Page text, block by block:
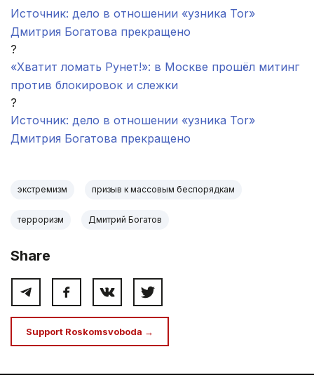
Источник: дело в отношении «узника Tor»
Дмитрия Богатова прекращено
?
«Хватит ломать Рунет!»: в Москве прошёл митинг
против блокировок и слежки
?
Источник: дело в отношении «узника Tor»
Дмитрия Богатова прекращено
экстремизм призыв к массовым беспорядкам
терроризм Дмитрий Богатов
Share
Support Roskomsvoboda →